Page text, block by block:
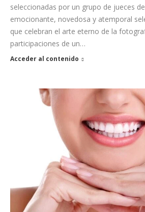
seleccionadas por un grupo de jueces
emocionante, novedosa y atemporal
que celebran el arte eterno de la
participaciones de un…
Acceder al contenido